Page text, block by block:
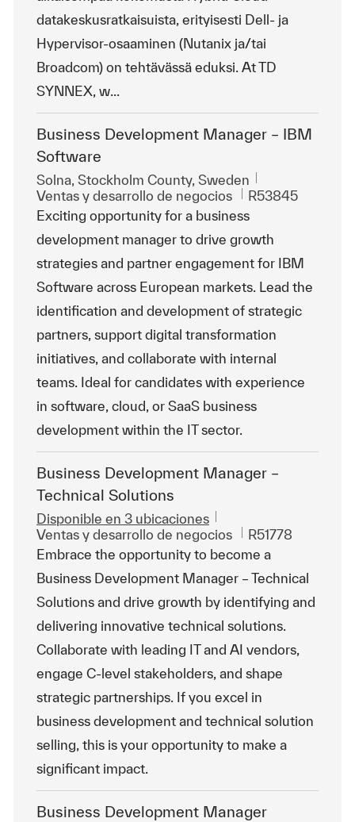
datakeskusratkaisuista, erityisesti Dell- ja
Hypervisor-osaaminen (Nutanix ja/tai
Broadcom) on tehtävässä eduksi. At TD
SYNNEX, w...
Business Development Manager – IBM
Software
Ubicación
Solna, Stockholm County, Sweden
Categoría
Ventas y desarrollo de negocios Id. de trabajo
R53845
Exciting opportunity for a business
development manager to drive growth
strategies and partner engagement for IBM
Software across European markets. Lead the
identification and development of strategic
partners, support digital transformation
initiatives, and collaborate with internal
teams. Ideal for candidates with experience
in software, cloud, or SaaS business
development within the IT sector.
Business Development Manager –
Technical Solutions
Disponible en 3 ubicaciones
Categoría
Ventas y desarrollo de negocios Id. de trabajo
R51778
Embrace the opportunity to become a
Business Development Manager – Technical
Solutions and drive growth by identifying and
delivering innovative technical solutions.
Collaborate with leading IT and AI vendors,
engage C-level stakeholders, and shape
strategic partnerships. If you excel in
business development and technical solution
selling, this is your opportunity to make a
significant impact.
Business Development Manager